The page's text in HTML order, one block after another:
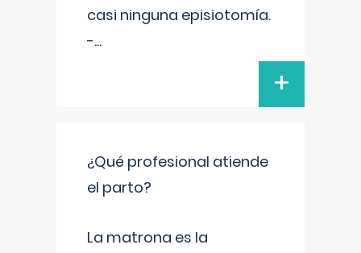
casi ninguna episiotomía.
-...
+
¿Qué profesional atiende
el parto?
La matrona es la